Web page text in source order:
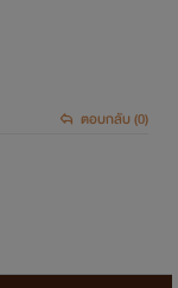
ตอบกลับ (0)